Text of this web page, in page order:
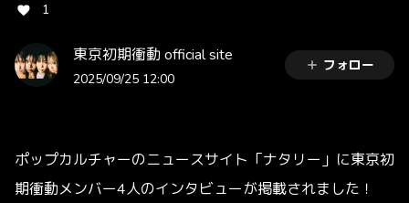
1
東京初期衝動 official site
2025/09/25 12:00
フォロー
ポップカルチャーのニュースサイト「ナタリー」に東京初
期衝動メンバー4人のインタビューが掲載されました！